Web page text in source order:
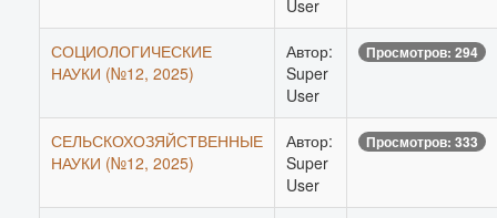
User
СОЦИОЛОГИЧЕСКИЕ
НАУКИ (№12, 2025)
Автор:
Super
User
Просмотров: 294
СЕЛЬСКОХОЗЯЙСТВЕННЫЕ
НАУКИ (№12, 2025)
Автор:
Super
User
Просмотров: 333